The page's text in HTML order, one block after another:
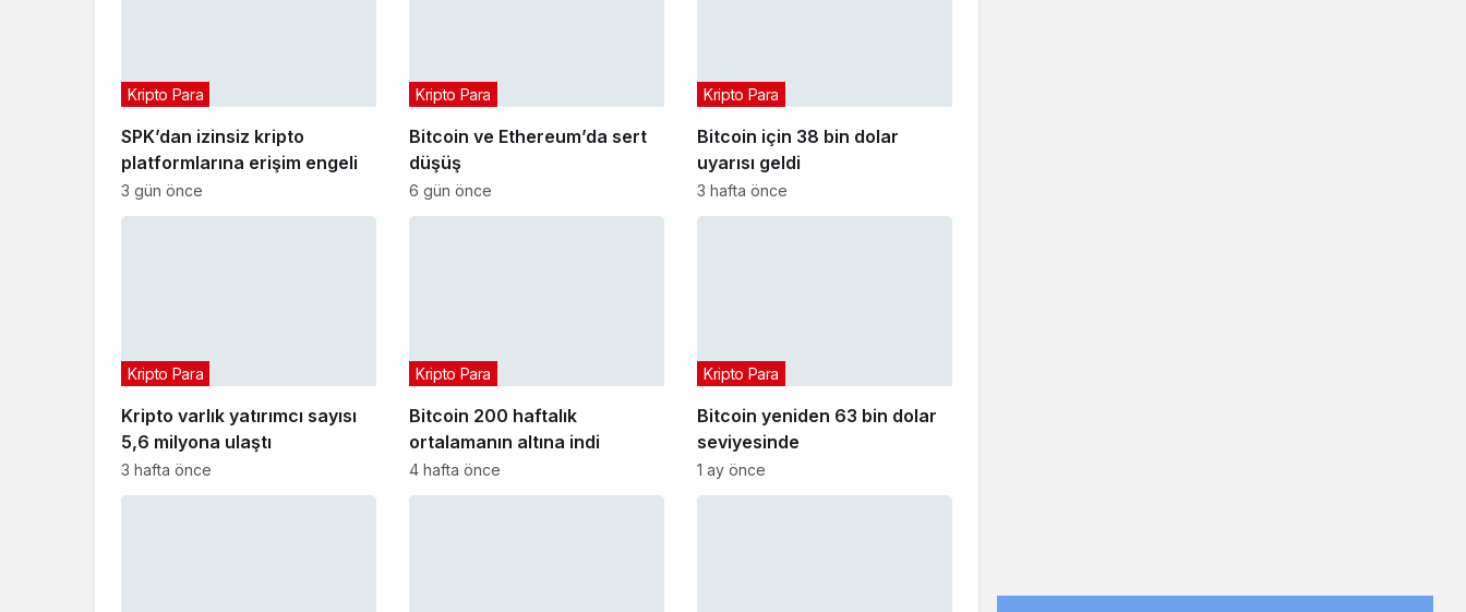
SPK’dan izinsiz kripto
platformlarına erişim engeli
Kripto Para
3 gün önce
Bitcoin ve Ethereum’da sert
düşüş
Kripto Para
6 gün önce
Bitcoin için 38 bin dolar
uyarısı geldi
Kripto Para
3 hafta önce
Kripto varlık yatırımcı sayısı
5,6 milyona ulaştı
Kripto Para
3 hafta önce
Bitcoin 200 haftalık
ortalamanın altına indi
Kripto Para
4 hafta önce
Bitcoin yeniden 63 bin dolar
seviyesinde
Kripto Para
1 ay önce